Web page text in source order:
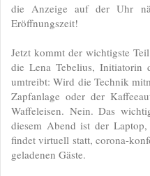
die Anzeige auf der Uhr
Eröffnungszeit!
Jetzt kommt der wichtigste
die Lena Tebelius, Initiatorin
umtreibt: Wird die Technik
Zapfanlage oder der
Waffeleisen. Nein. Das
diesem Abend ist der
findet virtuell statt, corona-
geladenen Gäste.